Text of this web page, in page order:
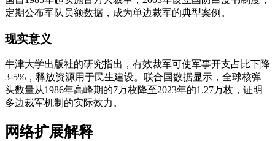
定期公布军队员额数据，成为单边裁军的典型案例。
现实意义
牛津大学出版社的研究指出，有效裁军可使军事开支占比下降
3-5%，释放资源用于民生建设。联合国数据显示，全球核弹
头数量从1986年高峰期的7万枚降至2023年的1.27万枚，证明
多边裁军机制的实际效力。
网络扩展解释